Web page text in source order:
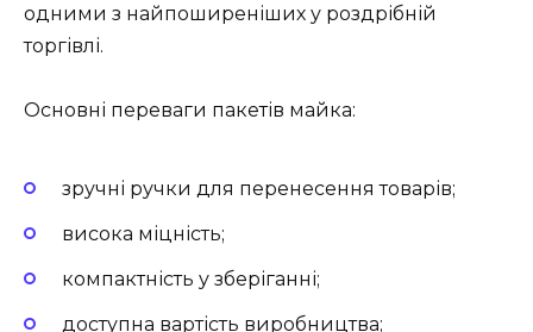
одними з найпоширеніших у роздрібній
торгівлі.
Основні переваги пакетів майка:
зручні ручки для перенесення товарів;
висока міцність;
компактність у зберіганні;
доступна вартість виробництва;